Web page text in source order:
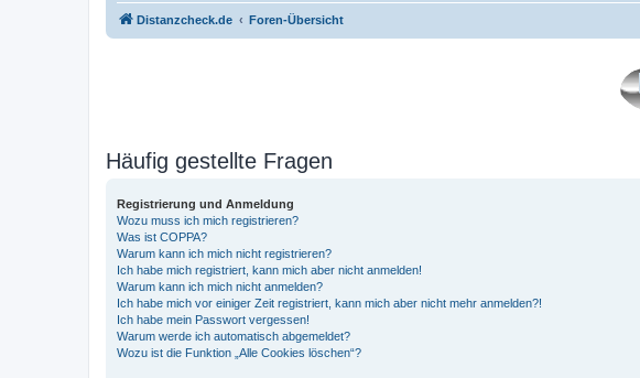
Distanzcheck.de Foren-Übersicht
Häufig gestellte Fragen
Registrierung und Anmeldung
Wozu muss ich mich registrieren?
Was ist COPPA?
Warum kann ich mich nicht registrieren?
Ich habe mich registriert, kann mich aber nicht anmelden!
Warum kann ich mich nicht anmelden?
Ich habe mich vor einiger Zeit registriert, kann mich aber nicht mehr anmelden?!
Ich habe mein Passwort vergessen!
Warum werde ich automatisch abgemeldet?
Wozu ist die Funktion „Alle Cookies löschen“?